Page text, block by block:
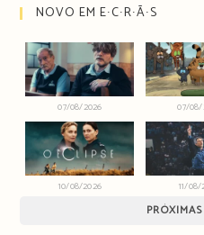
NOVO EM E∙C∙R∙Ã∙S
07/08/2026 07/
10/08/2026 11/